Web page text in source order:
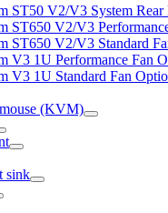
ST50 V2/V3 System
ST650 V2/V3
ST650 V2/V3 Standard
V3 1U Performance Fan
V3 1U Standard Fan
(KVM)
sink